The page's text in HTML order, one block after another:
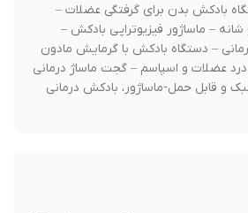
بدن برای گرفتگی عضلات –
– ماساژور فیزیوتراپی بادکش –
– دستگاه بادکش با گرمایش مادون
و اسپاسم – گجت ماساژ درمانی
حمل-ماساژور، بادکش درمانی